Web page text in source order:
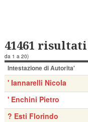
41461 risultati
da 1 a 20)
Intestazione di Autorita'
' Iannarelli Nicola
' Enchini Pietro
? Esti Florindo